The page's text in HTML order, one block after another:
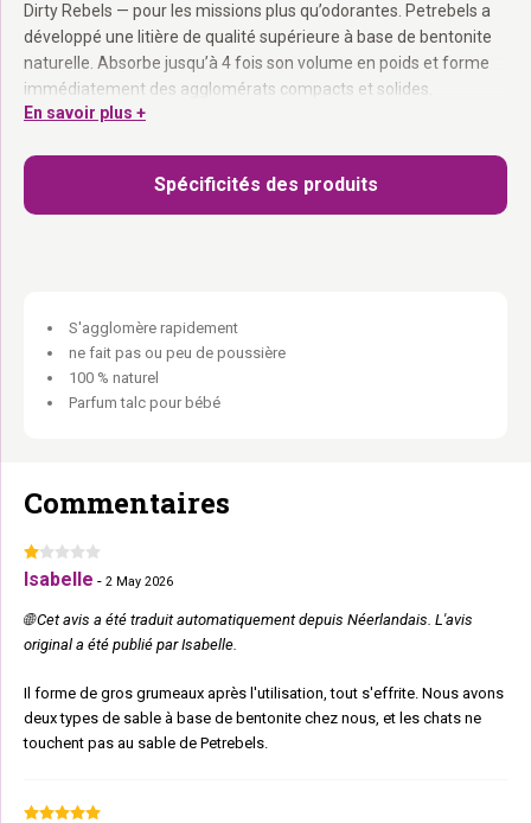
Dirty Rebels — pour les missions plus qu’odorantes. Petrebels a
développé une litière de qualité supérieure à base de bentonite
naturelle. Absorbe jusqu’à 4 fois son volume en poids et forme
immédiatement des agglomérats compacts et solides.
à ramasser.
Absorbe 4× son poids :Très économique à l’usage.
100% naturelle :Sans poussière, sans produits chimiques
Elle fait ses besoins. Tu gères. Tout le monde est content.
En savoir plus +
Spécificités des produits
S'agglomère rapidement
ne fait pas ou peu de poussière
100 % naturel
Parfum talc pour bébé
Commentaires
Isabelle - 2 May 2026
🌐 Cet avis a été traduit automatiquement depuis Néerlandais. L'avis
original a été publié par Isabelle.
Il forme de gros grumeaux après l'utilisation, tout s'effrite. Nous avons
deux types de sable à base de bentonite chez nous, et les chats ne
touchent pas au sable de Petrebels.